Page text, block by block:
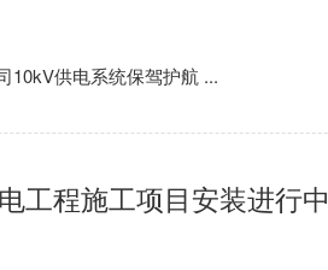
10kV供电系统保驾护航 ...
工程施工项目安装进行中